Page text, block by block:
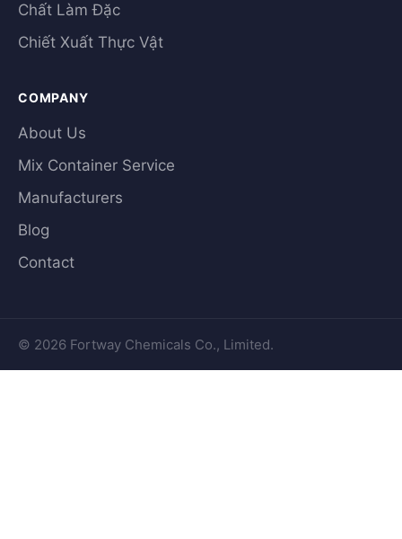
Chất Làm Đặc
Chiết Xuất Thực Vật
COMPANY
About Us
Mix Container Service
Manufacturers
Blog
Contact
© 2026 Fortway Chemicals Co., Limited.